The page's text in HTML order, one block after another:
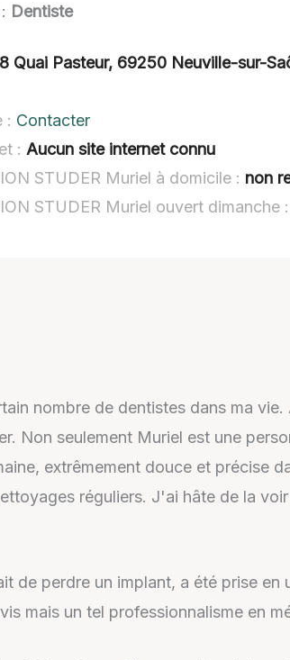
Dentiste
8 Quai Pasteur, 69250 Neuville-sur-
: Contacter
: Aucun site internet connu
STUDER Muriel à domicile : non
STUDER Muriel ouvert dimanche
nombre de dentistes dans ma
Non seulement Muriel est une
extrêmement douce et précise
réguliers. J'ai hâte de la
de perdre un implant, a été prise en
mais un tel professionnalisme en